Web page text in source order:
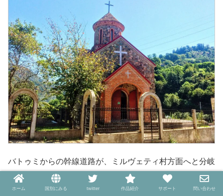
バトゥミからの幹線道路が、ミルヴェティ村方面へと分岐
する地点にある
アチャリスツカリ村 にある教会は、川を望
む場所に建つ可愛らしい外観が特徴的。
ホーム 国別にみる twitter 作品紹介 サポート 問い合わせ